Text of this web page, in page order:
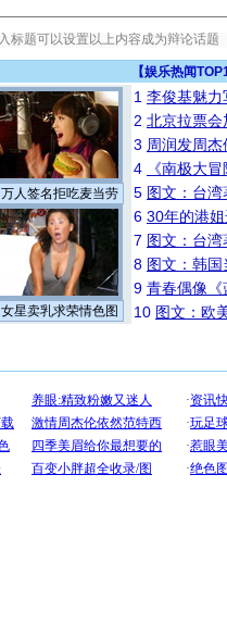
【娱乐热闻
万人签名拒吃麦当劳
女星卖乳求荣情色图
1 李俊基魅力
2 北京拉票
3 周润发周
4
《南极大
5 图文：台
6 30年的港
7 图文：台
8 图文：韩
9 青春偶像《
10 图文：欧